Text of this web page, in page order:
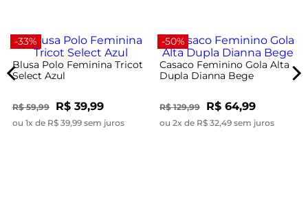
-33%
Blusa Polo Feminina Tricot
Select Azul
R$ 59,99 R$ 39,99
ou 1x de R$ 39,99 sem juros
-50%
Casaco Feminino Gola Alta
Dupla Dianna Bege
R$ 129,99 R$ 64,99
ou 2x de R$ 32,49 sem juros